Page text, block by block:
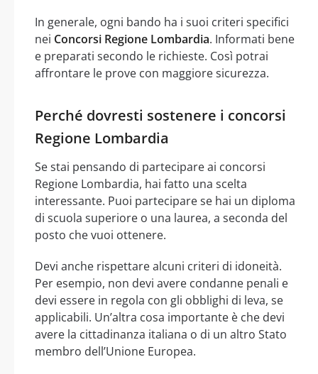
In generale, ogni bando ha i suoi criteri specifici
nei Concorsi Regione Lombardia. Informati bene
e preparati secondo le richieste. Così potrai
affrontare le prove con maggiore sicurezza.
Perché dovresti sostenere i concorsi
Regione Lombardia
Se stai pensando di partecipare ai concorsi
Regione Lombardia, hai fatto una scelta
interessante. Puoi partecipare se hai un diploma
di scuola superiore o una laurea, a seconda del
posto che vuoi ottenere.
Devi anche rispettare alcuni criteri di idoneità.
Per esempio, non devi avere condanne penali e
devi essere in regola con gli obblighi di leva, se
applicabili. Un’altra cosa importante è che devi
avere la cittadinanza italiana o di un altro Stato
membro dell’Unione Europea.